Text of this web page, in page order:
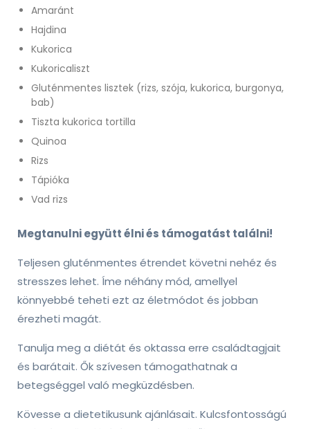
Amaránt
Hajdina
Kukorica
Kukoricaliszt
Gluténmentes lisztek (rizs, szója, kukorica, burgonya,
bab)
Tiszta kukorica tortilla
Quinoa
Rizs
Tápióka
Vad rizs
Megtanulni együtt élni és támogatást találni!
Teljesen gluténmentes étrendet követni nehéz és
stresszes lehet. Íme néhány mód, amellyel
könnyebbé teheti ezt az életmódot és jobban
érezheti magát.
Tanulja meg a diétát és oktassa erre családtagjait
és barátait. Ők szívesen támogathatnak a
betegséggel való megküzdésben.
Kövesse a dietetikusunk ajánlásait. Kulcsfontosságú